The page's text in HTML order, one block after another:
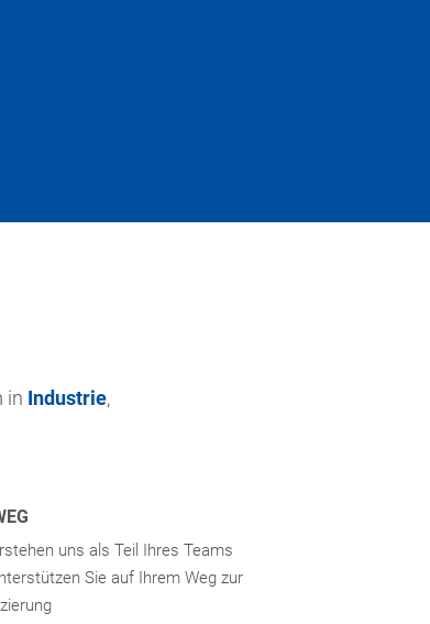
in Industrie,
uns als Teil Ihres Teams
Sie auf Ihrem Weg zur